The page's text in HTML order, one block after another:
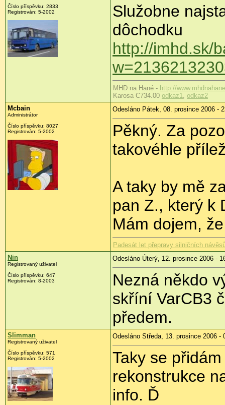
Číslo příspěvku: 2833
Registrován: 5-2002
Služobne
dôchodku
http://imhd.sk/
MHD na Hané - http://
Karosa C734.00 odkaz1, odkaz2
Mcbain
Administrátor
Číslo příspěvku: 8027
Registrován: 5-2002
Odesláno Pátek, 08. prosince 2006 -
Pěkný. Za
takovéhle
A taky by mě
pan Z., který k
Mám dojem,
Padesát let přepravy silničních
Nin
Registrovaný uživatel
Číslo příspěvku: 647
Registrován: 8-2003
Odesláno Úterý, 12. prosince 2006 -
Nezná někdo
skříní VarCB3
předem.
Slimman
Registrovaný uživatel
Číslo příspěvku: 571
Registrován: 5-2002
Odesláno Středa, 13. prosince 2006 -
Taky se
rekonstrukce
info. Ď